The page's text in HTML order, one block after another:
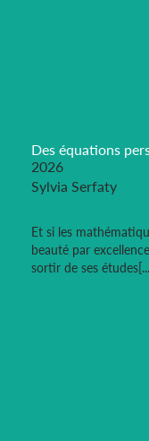
Des équations
2026
Sylvia Serfaty
Et si les
beauté par
sortir de ses